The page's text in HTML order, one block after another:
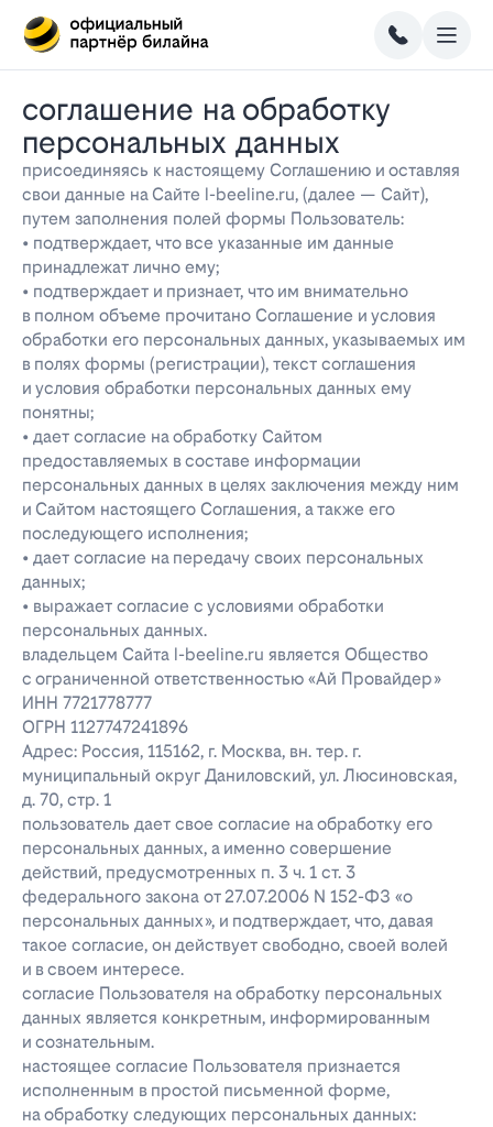
соглашение на обработку
персональных данных
присоединяясь к настоящему Соглашению и оставляя
свои данные на Сайте l-beeline.ru, (далее — Сайт),
путем заполнения полей формы Пользователь:
• подтверждает, что все указанные им данные
принадлежат лично ему;
• подтверждает и признает, что им внимательно
в полном объеме прочитано Соглашение и условия
обработки его персональных данных, указываемых им
в полях формы (регистрации), текст соглашения
и условия обработки персональных данных ему
понятны;
• дает согласие на обработку Сайтом
предоставляемых в составе информации
персональных данных в целях заключения между ним
и Сайтом настоящего Соглашения, а также его
последующего исполнения;
• дает согласие на передачу своих персональных
данных;
• выражает согласие с условиями обработки
персональных данных.
владельцем Сайта l-beeline.ru является Общество
с ограниченной ответственностью «Ай Провайдер»
ИНН 7721778777
ОГРН 1127747241896
Адрес: Россия, 115162, г. Москва, вн. тер. г.
муниципальный округ Даниловский, ул. Люсиновская,
д. 70, стр. 1
пользователь дает свое согласие на обработку его
персональных данных, а именно совершение
действий, предусмотренных п. 3 ч. 1 ст. 3
федерального закона от 27.07.2006 N 152-ФЗ «о
персональных данных», и подтверждает, что, давая
такое согласие, он действует свободно, своей волей
и в своем интересе.
согласие Пользователя на обработку персональных
данных является конкретным, информированным
и сознательным.
настоящее согласие Пользователя признается
исполненным в простой письменной форме,
на обработку следующих персональных данных: